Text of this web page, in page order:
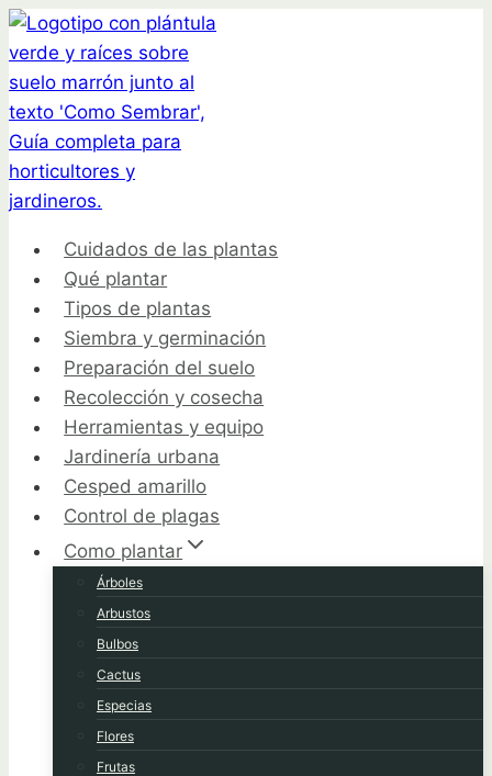
Saltar
al
contenido
Cuidados de las plantas
Qué plantar
Tipos de plantas
Siembra y germinación
Preparación del suelo
Recolección y cosecha
Herramientas y equipo
Jardinería urbana
Cesped amarillo
Control de plagas
Como plantar
Árboles
Arbustos
Bulbos
Cactus
Especias
Flores
Frutas